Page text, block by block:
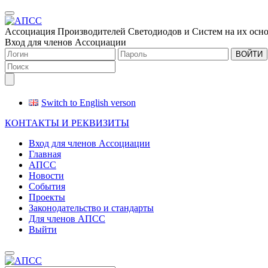
Меню
Ассоциация Производителей Светодиодов и Систем на их
Вход для членов Ассоциации
ВОЙТИ
Switch to English verson
КОНТАКТЫ И РЕКВИЗИТЫ
Вход для членов Ассоциации
Главная
АПСС
Новости
События
Проекты
Законодательство и стандарты
Для членов АПСС
Выйти
Меню